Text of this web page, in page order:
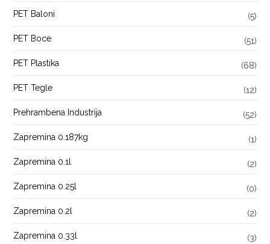
PET Baloni (5)
PET Boce (51)
PET Plastika (68)
PET Tegle (12)
Prehrambena Industrija (52)
Zapremina 0.187kg (1)
Zapremina 0.1l (2)
Zapremina 0.25l (0)
Zapremina 0.2l (2)
Zapremina 0.33l (3)